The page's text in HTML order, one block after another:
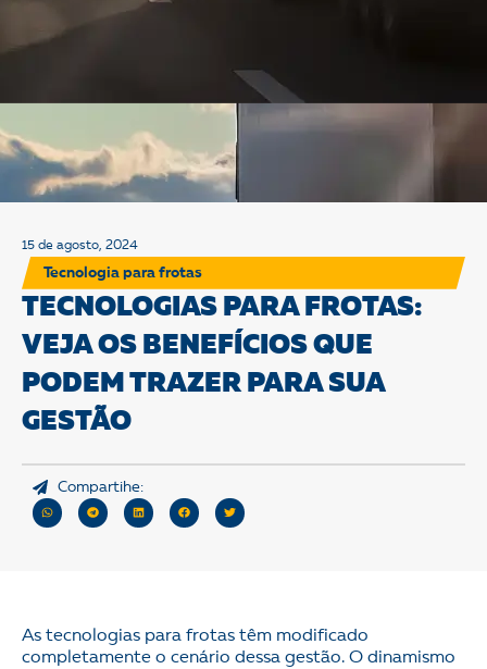
15 de agosto, 2024
Tecnologia para frotas
TECNOLOGIAS PARA FROTAS:
VEJA OS BENEFÍCIOS QUE
PODEM TRAZER PARA SUA
GESTÃO
Compartihe:
As tecnologias para frotas têm modificado
completamente o cenário dessa gestão. O dinamismo